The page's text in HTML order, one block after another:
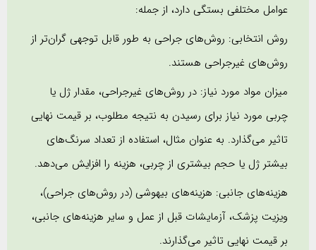
عوامل مختلفی بستگی دارد، از جمله:
روش انتخابی: روش‌های جراحی به طور قابل توجهی گران‌تر از
روش‌های غیرجراحی هستند.
میزان مواد مورد نیاز: در روش‌های غیرجراحی، مقدار ژل یا
چربی مورد نیاز برای رسیدن به نتیجه مطلوب، بر قیمت نهایی
تاثیر می‌گذارد. به عنوان مثال، استفاده از تعداد سرنگ‌های
بیشتر ژل یا حجم بیشتری از چربی، هزینه را افزایش می‌دهد.
هزینه‌های جانبی: هزینه‌های بیهوشی (در روش‌های جراحی)،
ویزیت پزشک، آزمایشات قبل از عمل و سایر هزینه‌های جانبی،
بر قیمت نهایی تاثیر می‌گذارند.